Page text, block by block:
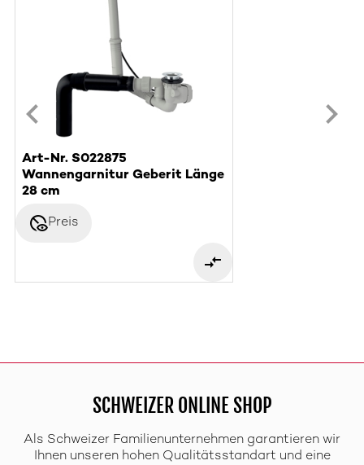
Art-Nr. S022875
Wannengarnitur Geberit Länge
28 cm
disabled_visiblePreis
SCHWEIZER ONLINE SHOP
Als Schweizer Familienunternehmen garantieren wir
Ihnen unseren hohen Qualitätsstandart und eine